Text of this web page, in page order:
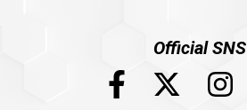
Official SNS